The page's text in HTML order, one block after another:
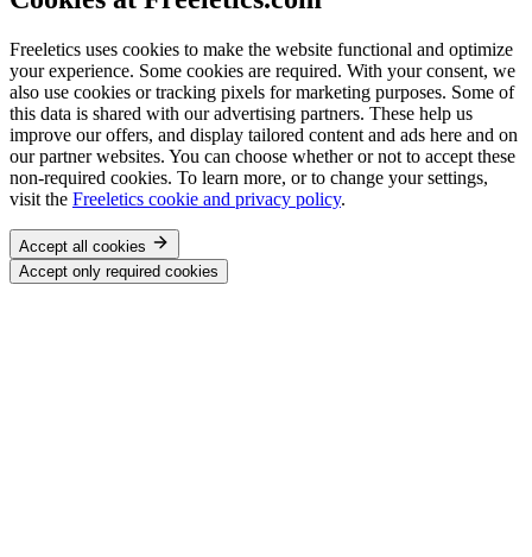
Freeletics uses cookies to make the website functional and optimize
your experience. Some cookies are required. With your consent, we
also use cookies or tracking pixels for marketing purposes. Some of
this data is shared with our advertising partners. These help us
improve our offers, and display tailored content and ads here and on
our partner websites. You can choose whether or not to accept these
non-required cookies. To learn more, or to change your settings,
visit the Freeletics cookie and privacy policy.
Accept all cookies
Accept only required cookies